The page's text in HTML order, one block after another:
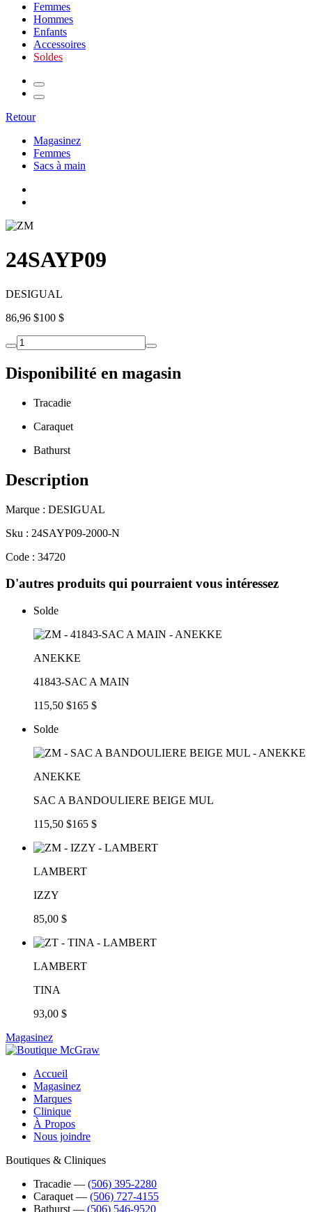
Femmes
Hommes
Enfants
Accessoires
Soldes
Retour
Magasinez
Femmes
Sacs à main
24SAYP09
DESIGUAL
86,96 $100 $
Disponibilité en magasin
Tracadie
Caraquet
Bathurst
Description
Marque : DESIGUAL
Sku : 24SAYP09-2000-N
Code : 34720
D'autres produits qui pourraient vous intéressez
Solde
ANEKKE
41843-SAC A MAIN
115,50 $165 $
Solde
ANEKKE
SAC A BANDOULIERE BEIGE MUL
115,50 $165 $
LAMBERT
IZZY
85,00 $
LAMBERT
TINA
93,00 $
Magasinez
Accueil
Magasinez
Marques
Clinique
À Propos
Nous joindre
Boutiques & Cliniques
Tracadie ― (506) 395-2280
Caraquet ― (506) 727-4155
Bathurst ― (506) 546-9520